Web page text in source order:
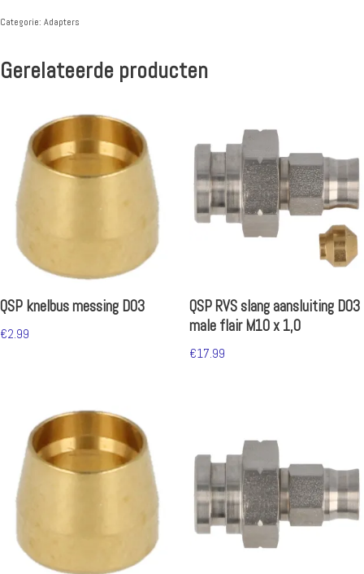
Categorie: Adapters
Gerelateerde producten
QSP knelbus messing D03
€2.99
QSP RVS slang aansluiting D03
male flair M10 x 1,0
€17.99